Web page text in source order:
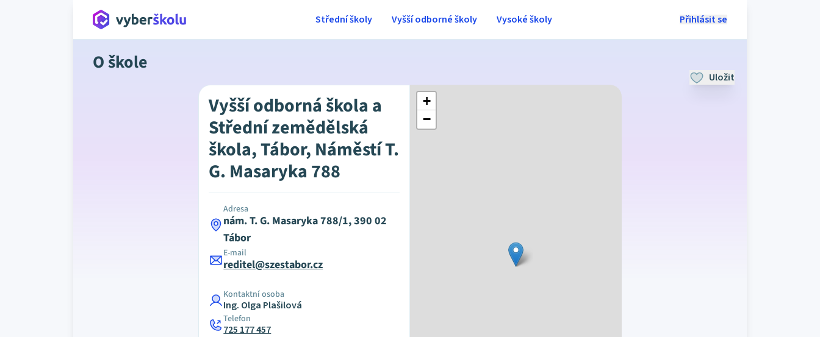
Přihlásit se
Střední školy Vyšší odborné školy Vysoké školy
O škole
Uložit
Vyšší odborná škola a
Střední zemědělská
škola, Tábor, Náměstí T.
G. Masaryka 788
Adresa
nám. T. G. Masaryka 788/1, 390 02
Tábor
E-mail
reditel@szestabor.cz
Kontaktní osoba
Ing. Olga Plašilová
Telefon
725 177 457
+
−